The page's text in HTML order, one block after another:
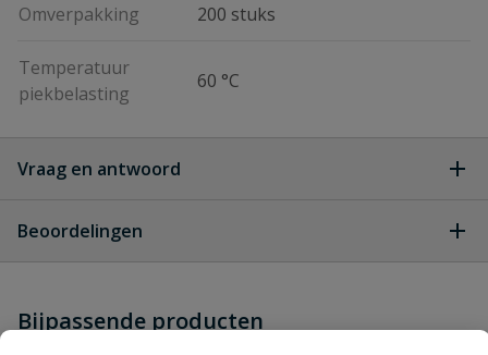
Omverpakking 200 stuks
Temperatuur
piekbelasting
60 °C
Vraag en antwoord
dit product?
Beoordelingen
Schrijf zelf een beoordeling
Bijpassende producten